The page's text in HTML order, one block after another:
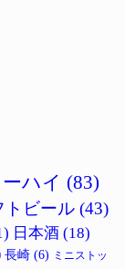
ハイ (83)
トビール (43)
日本酒 (18)
長崎 (6) ミニストッ